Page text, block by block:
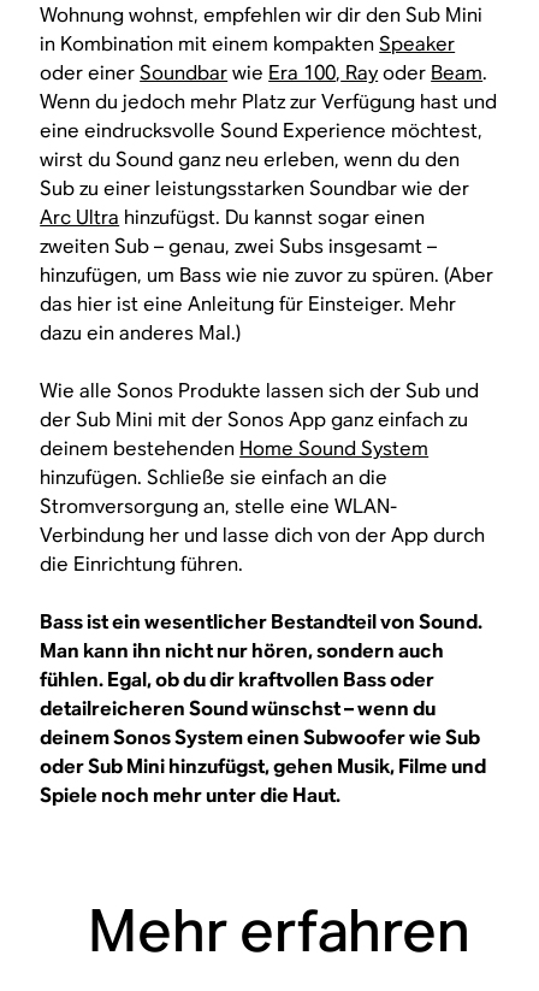
Wohnung wohnst, empfehlen wir dir den Sub Mini
in Kombination mit einem kompaktenSpeaker
oder einerSoundbarwie Era 100, Rayoder Beam.
Wenn du jedoch mehr Platz zur Verfügung hast und
eine eindrucksvolle Sound Experience möchtest,
wirst du Sound ganz neu erleben, wenn du den
Sub zu einer leistungsstarken Soundbar wie der
Arc Ultra hinzufügst. Du kannst sogar einen
zweiten Sub – genau, zwei Subs insgesamt –
hinzufügen, um Bass wie nie zuvor zu spüren. (Aber
das hier ist eine Anleitung für Einsteiger. Mehr
dazu ein anderes Mal.)
Wie alle Sonos Produkte lassen sich der Sub und
der Sub Mini mit der Sonos App ganz einfach zu
deinem bestehenden Home Sound System
hinzufügen. Schließe sie einfach an die
Stromversorgung an, stelle eine WLAN-
Verbindung her und lasse dich von der App durch
die Einrichtung führen.
Bass ist ein wesentlicher Bestandteil von Sound.
Man kann ihn nicht nur hören, sondern auch
fühlen. Egal, ob du dir kraftvollen Bass oder
detailreicheren Sound wünschst – wenn du
deinem Sonos System einen Subwoofer wie Sub
oder Sub Mini hinzufügst, gehen Musik, Filme und
Spiele noch mehr unter die Haut.
Mehr erfahren